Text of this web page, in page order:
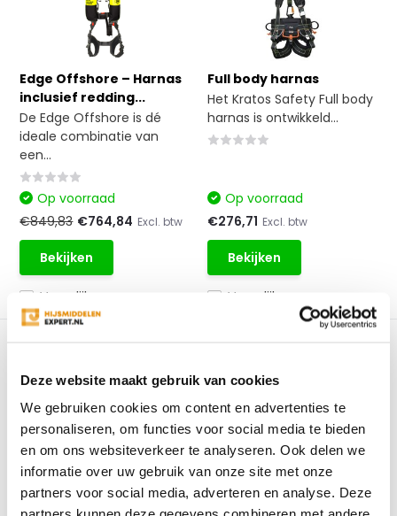
Deze website maakt gebruik van cookies
We gebruiken cookies om content en advertenties te
personaliseren, om functies voor social media te bieden
en om ons websiteverkeer te analyseren. Ook delen we
informatie over uw gebruik van onze site met onze
partners voor social media, adverteren en analyse. Deze
Edge Offshore – Harnas
inclusief redding...
De Edge Offshore is dé
ideale combinatie van
een...
Vergelijk
Op voorraad
€849,83 €764,84 Excl. btw
Bekijken
Full body harnas
Het Kratos Safety Full body
harnas is ontwikkeld...
Vergelijk
Op voorraad
€276,71 Excl. btw
Bekijken
Valbeveiliging voor iedere hoogte
Valbeveiliging is essentieel bij beroepen waar er op grote
hoogtes gewerkt wordt. Het is van belang dat de juiste
veiligheidsmaatregelen getroffen worden bij een